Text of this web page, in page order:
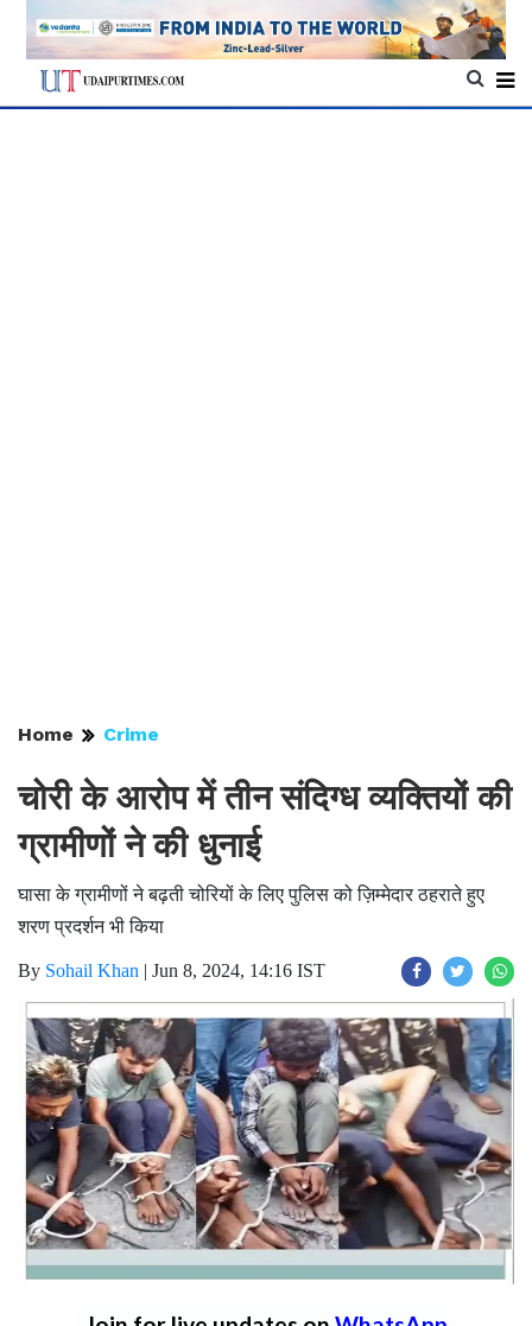
Home Crime
चोरी के आरोप में तीन संदिग्ध व्यक्तियों की
ग्रामीणों ने की धुनाई
घासा के ग्रामीणों ने बढ़ती चोरियों के लिए पुलिस को ज़िम्मेदार ठहराते हुए
शरण प्रदर्शन भी किया
By Sohail Khan | Jun 8, 2024, 14:16 IST